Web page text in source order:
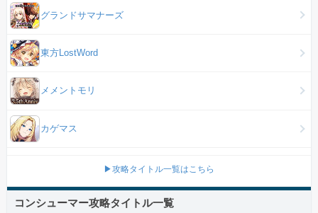
グランドサマナーズ
東方LostWord
メメントモリ
カゲマス
▶攻略タイトル一覧はこちら
コンシューマー攻略タイトル一覧